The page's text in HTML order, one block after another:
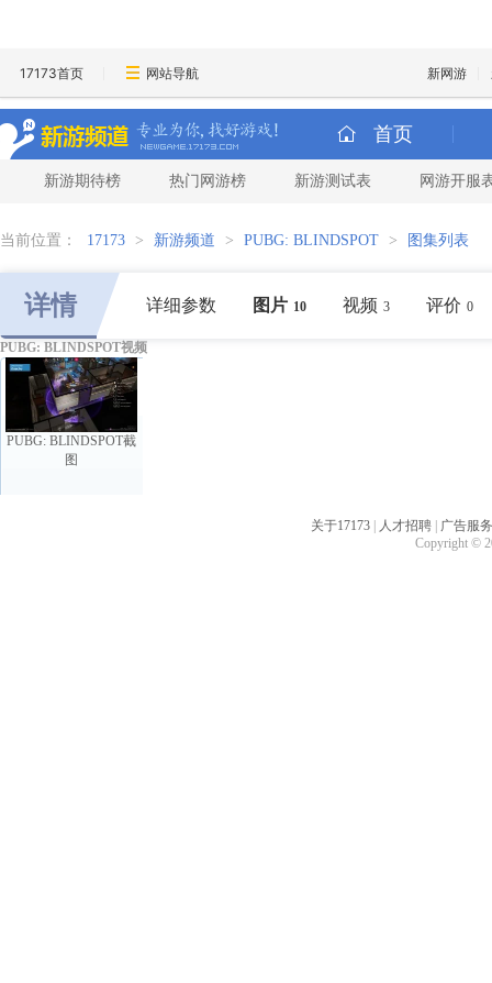
17173首页 网站导航 新网游
首页
新游期待榜 热门网游榜 新游测试表 网游开服
当前位置： 17173 > 新游频道 > PUBG: BLINDSPOT > 图集列表
详情 详细参数 图片 10 视频 3 评价 0
PUBG: BLINDSPOT视频
PUBG: BLINDSPOT截
图
关于17173 人才招聘
广告服务
Copyright ©